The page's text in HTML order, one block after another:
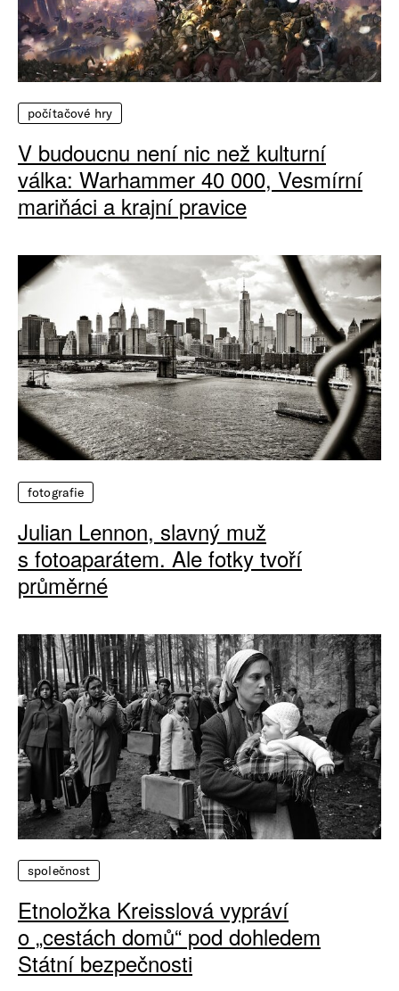
počítačové hry
V budoucnu není nic než kulturní
válka: Warhammer 40 000, Vesmírní
mariňáci a krajní pravice
fotografie
Julian Lennon, slavný muž
s fotoaparátem. Ale fotky tvoří
průměrné
společnost
Etnoložka Kreisslová vypráví
o „cestách domů“ pod dohledem
Státní bezpečnosti